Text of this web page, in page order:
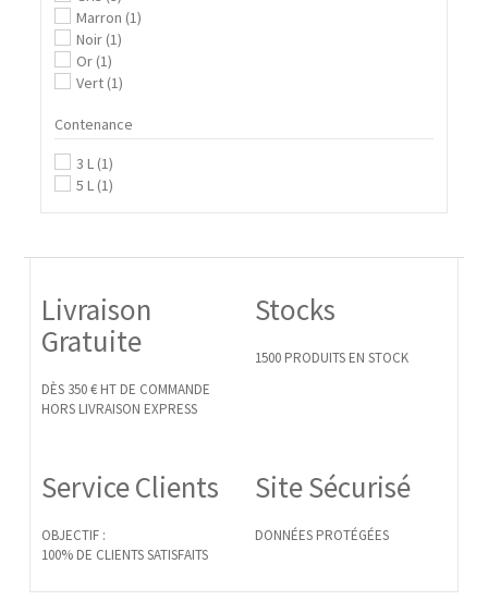
Marron (1)
Noir (1)
Or (1)
Vert (1)
Contenance
3 L (1)
5 L (1)
Livraison
Gratuite
DÈS 350 € HT DE COMMANDE
HORS LIVRAISON EXPRESS
Stocks
1500 PRODUITS EN STOCK
Service Clients
OBJECTIF :
100% DE CLIENTS SATISFAITS
Site Sécurisé
DONNÉES PROTÉGÉES